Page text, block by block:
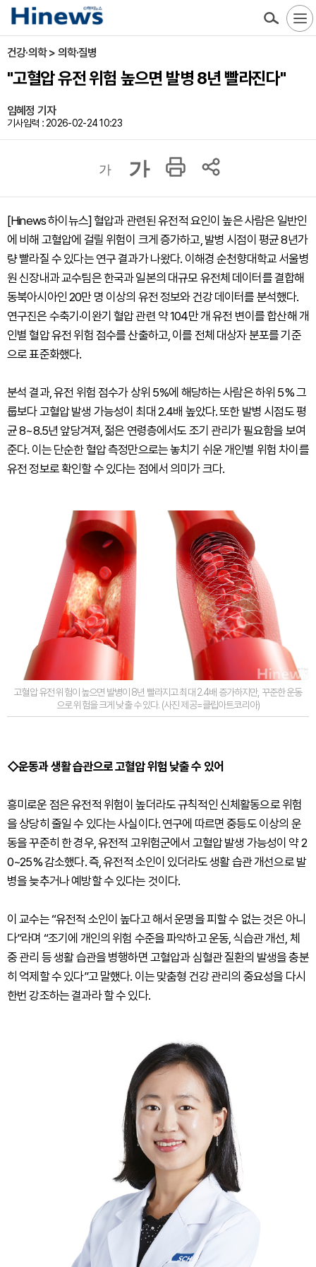
건강·의학 > 의학·질병
"고혈압 유전 위험 높으면 발병 8년 빨라진다"
임혜정 기자
기사입력 : 2026-02-24 10:23
가 가
[Hinews 하이뉴스] 혈압과 관련된 유전적 요인이 높은 사람은 일반인
에 비해 고혈압에 걸릴 위험이 크게 증가하고, 발병 시점이 평균 8년가
량 빨라질 수 있다는 연구 결과가 나왔다. 이해경 순천향대학교 서울병
원 신장내과 교수팀은 한국과 일본의 대규모 유전체 데이터를 결합해
동북아시아인 20만 명 이상의 유전 정보와 건강 데이터를 분석했다.
연구진은 수축기·이완기 혈압 관련 약 104만 개 유전 변이를 합산해 개
인별 혈압 유전 위험 점수를 산출하고, 이를 전체 대상자 분포를 기준
으로 표준화했다.
분석 결과, 유전 위험 점수가 상위 5%에 해당하는 사람은 하위 5% 그
룹보다 고혈압 발생 가능성이 최대 2.4배 높았다. 또한 발병 시점도 평
균 8~8.5년 앞당겨져, 젊은 연령층에서도 조기 관리가 필요함을 보여
준다. 이는 단순한 혈압 측정만으로는 놓치기 쉬운 개인별 위험 차이를
유전 정보로 확인할 수 있다는 점에서 의미가 크다.
고혈압 유전 위험이 높으면 발병이 8년 빨라지고 최대 2.4배 증가하지만, 꾸준한 운동
으로 위험을 크게 낮출 수 있다. (사진 제공=클립아트코리아)
◇운동과 생활 습관으로 고혈압 위험 낮출 수 있어
흥미로운 점은 유전적 위험이 높더라도 규칙적인 신체활동으로 위험
을 상당히 줄일 수 있다는 사실이다. 연구에 따르면 중등도 이상의 운
동을 꾸준히 한 경우, 유전적 고위험군에서 고혈압 발생 가능성이 약 2
0~25% 감소했다. 즉, 유전적 소인이 있더라도 생활 습관 개선으로 발
병을 늦추거나 예방할 수 있다는 것이다.
이 교수는 “유전적 소인이 높다고 해서 운명을 피할 수 없는 것은 아니
다”라며 “조기에 개인의 위험 수준을 파악하고 운동, 식습관 개선, 체
중 관리 등 생활 습관을 병행하면 고혈압과 심혈관 질환의 발생을 충분
히 억제할 수 있다”고 말했다. 이는 맞춤형 건강 관리의 중요성을 다시
한번 강조하는 결과라 할 수 있다.